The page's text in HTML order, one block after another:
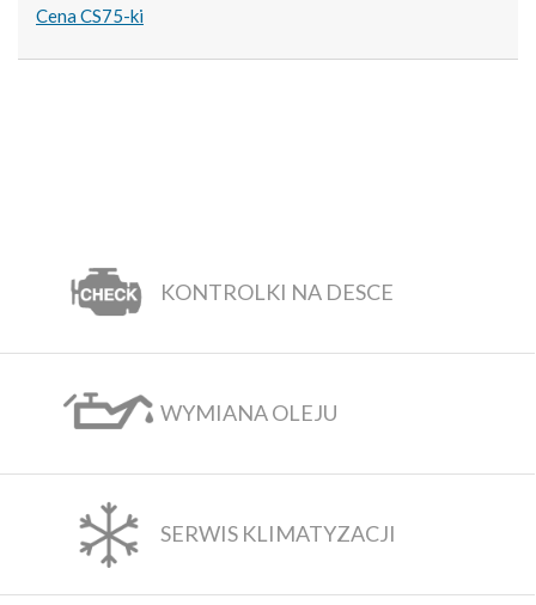
Cena CS75-ki
KONTROLKI NA DESCE
WYMIANA OLEJU
SERWIS KLIMATYZACJI